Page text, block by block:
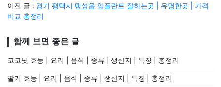
이전 글 : 경기 평택시 팽성읍 임플란트 잘하는곳 | 유명한곳 | 가격
비교 총정리
함께 보면 좋은 글
코코넛 효능 | 요리 | 음식 | 종류 | 생산지 | 특징 | 총정리
딸기 효능 | 요리 | 음식 | 종류 | 생산지 | 특징 | 총정리